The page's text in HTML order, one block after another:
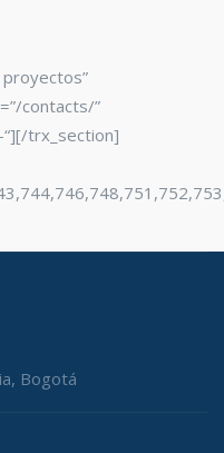
contacts/”
“][/trx_section]
Bogotá